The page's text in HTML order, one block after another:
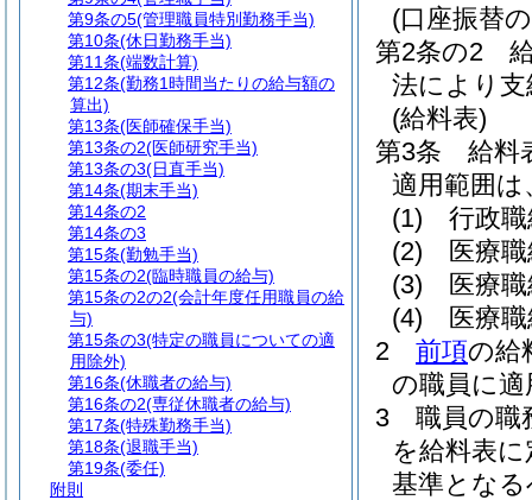
(口座振替
第2条の2
法により
(給料表)
第3条
給料
適用範囲
(1)
行政
(2)
医療
(3)
医療
(4)
医療
2
前項の給
の職員に
3
職員の職
を給料表
基準とな
第9条の5(管理職員特別勤務手当)
第10条(休日勤務手当)
第11条(端数計算)
第12条(勤務1時間当たりの給与額の
算出)
第13条(医師確保手当)
第13条の2(医師研究手当)
第13条の3(日直手当)
第14条(期末手当)
第14条の2
第14条の3
第15条(勤勉手当)
第15条の2(臨時職員の給与)
第15条の2の2(会計年度任用職員の給
与)
第15条の3(特定の職員についての適
用除外)
第16条(休職者の給与)
第16条の2(専従休職者の給与)
第17条(特殊勤務手当)
第18条(退職手当)
第19条(委任)
附則